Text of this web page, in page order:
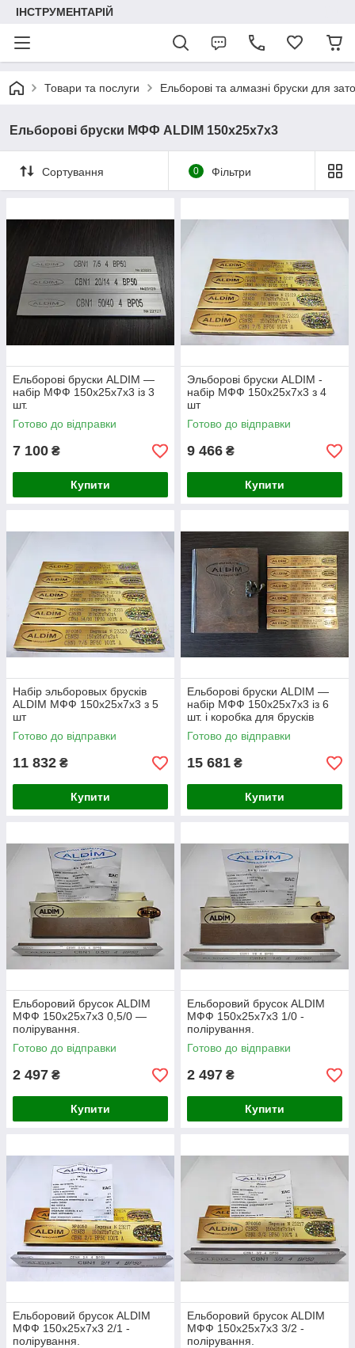
ІНСТРУМЕНТАРІЙ
Товари та послуги Ельборові та алмазні бруски для
Ельборові бруски МФФ ALDIM 150х25х7х3
Сортування 0 Фільтри
Ельборові бруски ALDIM —
набір МФФ 150х25х7х3 із 3
шт.
Готово до відправки
7 100 ₴
Купити
Эльборові бруски ALDIM -
набір МФФ 150х25х7х3 з 4
шт
Готово до відправки
9 466 ₴
Купити
Набір эльборовых брусків
ALDIM МФФ 150х25х7х3 з 5
шт
Готово до відправки
11 832 ₴
Купити
Ельборові бруски ALDIM —
набір МФФ 150х25х7х3 із 6
шт. і коробка для брусків
Готово до відправки
15 681 ₴
Купити
Ельборовий брусок ALDIM
МФФ 150х25х7х3 0,5/0 —
полірування.
Готово до відправки
2 497 ₴
Купити
Ельборовий брусок ALDIM
МФФ 150x25x7х3 1/0 -
полірування.
Готово до відправки
2 497 ₴
Купити
Ельборовий брусок ALDIM
МФФ 150х25х7х3 2/1 -
полірування.
Ельборовий брусок ALDIM
МФФ 150х25х7х3 3/2 -
полірування.